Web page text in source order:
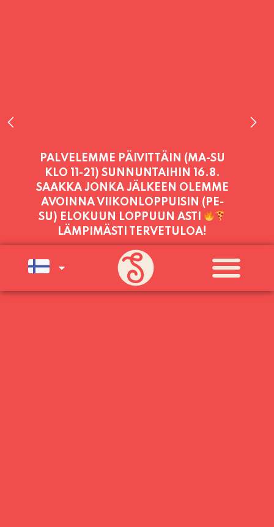
PALVELEMME TÄNÄÄN:
TORSTAI 11:00 - 21:00
PALVELEMME PÄIVITTÄIN (MA-SU
KLO 11-21) SUNNUNTAIHIN 16.8.
SAAKKA JONKA JÄLKEEN OLEMME
AVOINNA VIIKONLOPPUISIN (PE-
SU) ELOKUUN LOPPUUN ASTI
LÄMPIMÄSTI TERVETULOA!